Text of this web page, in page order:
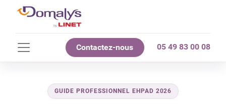
Contactez-nous 05 49 83 00 08
GUIDE PROFESSIONNEL EHPAD 2026